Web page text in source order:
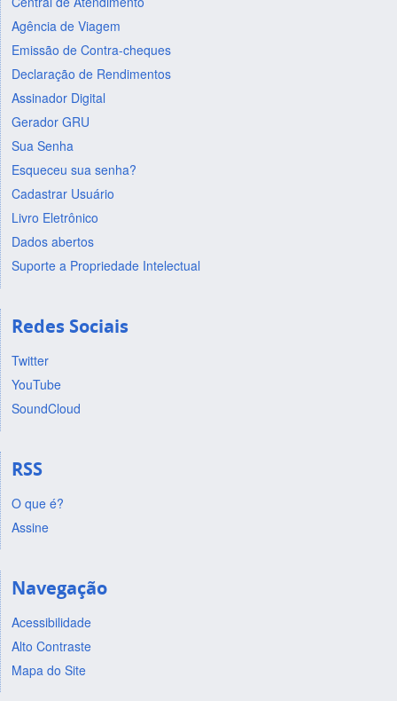
Agência de Viagem
Emissão de Contra-cheques
Declaração de Rendimentos
Assinador Digital
Gerador GRU
Sua Senha
Esqueceu sua senha?
Cadastrar Usuário
Livro Eletrônico
Dados abertos
Suporte a Propriedade Intelectual
Redes Sociais
Twitter
YouTube
SoundCloud
RSS
O que é?
Assine
Navegação
Acessibilidade
Alto Contraste
Mapa do Site